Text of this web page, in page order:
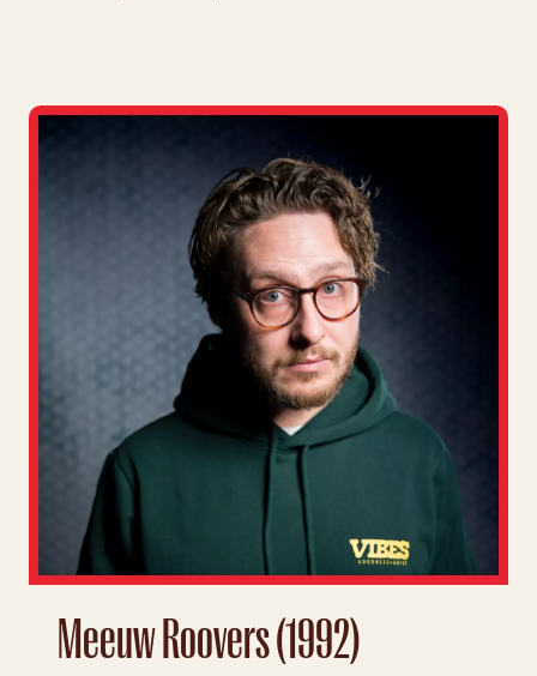
Meeuw Roovers (1992)